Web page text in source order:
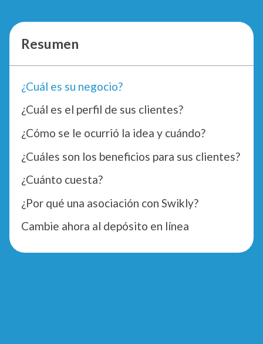
Resumen
¿Cuál es su negocio?
¿Cuál es el perfil de sus clientes?
¿Cómo se le ocurrió la idea y cuándo?
¿Cuáles son los beneficios para sus clientes?
¿Cuánto cuesta?
¿Por qué una asociación con Swikly?
Cambie ahora al depósito en línea